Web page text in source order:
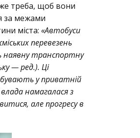
треба, щоб вони
за межами
міста: «Автобуси
перевезень
транспортну
— ред.). Ці
у приватній
намагалася з
але прогресу в